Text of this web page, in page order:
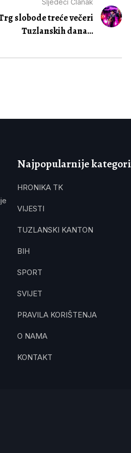
Sljedeći Članak
slobode treće večeri
Tuzlanskih dana...
Najpopularnije
HRONIKA TK
VIJESTI
TUZLANSKI KANTON
BIH
SPORT
SVIJET
PRAVILA KORIŠTENJA
O NAMA
KONTAKT